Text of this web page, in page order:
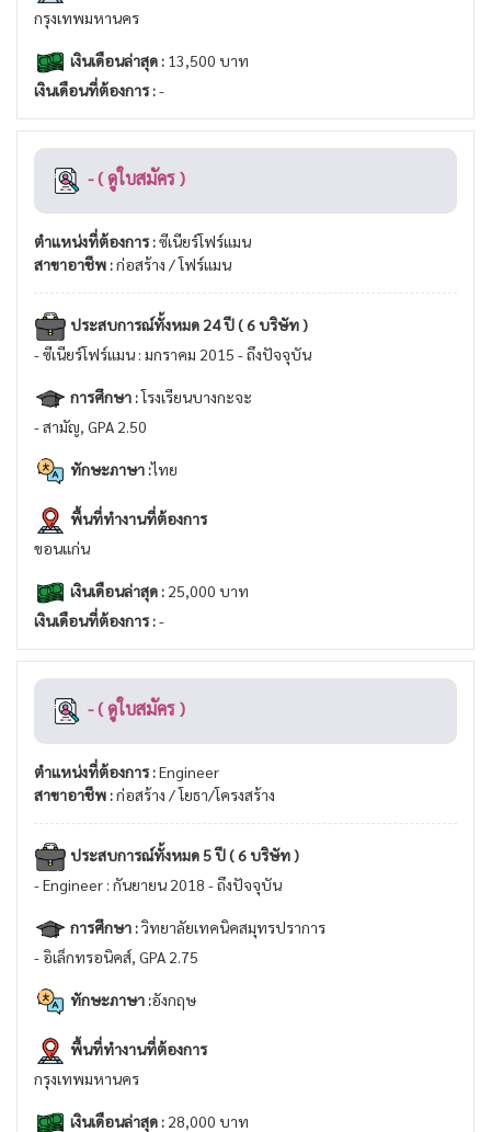
กรุงเทพมหานคร
เงินเดือนล่าสุด : 13,500 บาท
เงินเดือนที่ต้องการ :-
- ( ดูใบสมัคร )
ตำแหน่งที่ต้องการ :ซีเนียร์โฟร์แมน
สาขาอาชีพ :ก่อสร้าง / โฟร์แมน
ประสบการณ์ทั้งหมด 24 ปี ( 6 บริษัท )
- ซีเนียร์โฟร์แมน : มกราคม 2015 - ถึงปัจจุบัน
การศึกษา :โรงเรียนบางกะจะ
- สามัญ, GPA 2.50
ทักษะภาษา :ไทย
พื้นที่ทำงานที่ต้องการ
ขอนแก่น
เงินเดือนล่าสุด : 25,000 บาท
เงินเดือนที่ต้องการ :-
- ( ดูใบสมัคร )
ตำแหน่งที่ต้องการ :Engineer
สาขาอาชีพ :ก่อสร้าง / โยธา/โครงสร้าง
ประสบการณ์ทั้งหมด 5 ปี ( 6 บริษัท )
- Engineer : กันยายน 2018 - ถึงปัจจุบัน
การศึกษา :วิทยาลัยเทคนิคสมุทรปราการ
- อิเล็กทรอนิคส์, GPA 2.75
ทักษะภาษา :อังกฤษ
พื้นที่ทำงานที่ต้องการ
กรุงเทพมหานคร
เงินเดือนล่าสุด : 28,000 บาท